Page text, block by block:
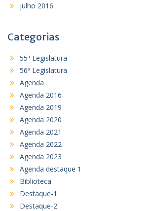
julho 2016
Categorias
55ª Legislatura
56ª Legislatura
Agenda
Agenda 2016
Agenda 2019
Agenda 2020
Agenda 2021
Agenda 2022
Agenda 2023
Agenda destaque 1
Biblioteca
Destaque-1
Destaque-2